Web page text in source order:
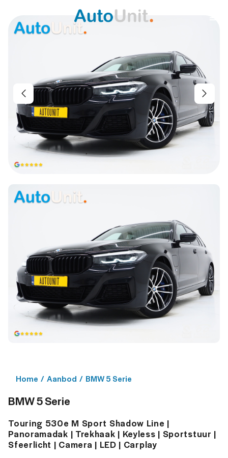
Home / Aanbod / BMW 5 Serie
BMW 5 Serie
Touring 530e M Sport Shadow Line |
Panoramadak | Trekhaak | Keyless | Sportstuur |
Sfeerlicht | Camera | LED | Carplay